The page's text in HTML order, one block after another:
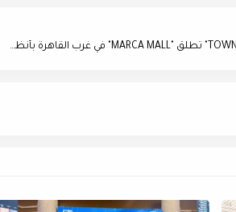
"TOWNS DEVELOPMENT" تطلق "MARCA MALL" في غرب القاهرة بأنظمة سداد مرنة تصل إلى 6 سنوات